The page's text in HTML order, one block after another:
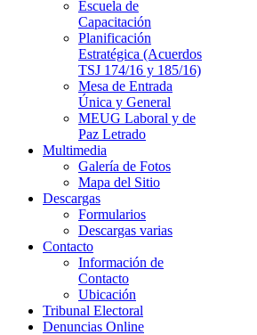
Escuela de
Capacitación
Planificación
Estratégica (Acuerdos
TSJ 174/16 y 185/16)
Mesa de Entrada
Única y General
MEUG Laboral y de
Paz Letrado
Multimedia
Galería de Fotos
Mapa del Sitio
Descargas
Formularios
Descargas varias
Contacto
Información de
Contacto
Ubicación
Tribunal Electoral
Denuncias Online